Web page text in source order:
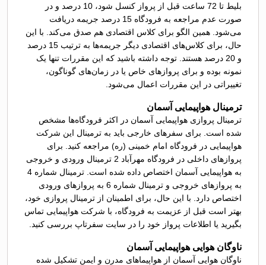
بلیط تا 72 ساعت قبل از پرواز کنسل شود، 10 درصد و در
صورت عدم مراجعه به فرودگاه 15 درصد جریمه دریافت
می‌شود. همین الگو برای کلاس اقتصادی هم صدق می‌کند. با این
حال، برای کلاس‌های اقتصادی دیگر جریمه‌ها به ترتیب 15 درصد
و 20 درصد هستند. توجه داشته باشید که این مقررات تنها یک
نمونه بوده و برای پروازهای خاص یا در زمان‌های گوناگون،
تغییراتی در این مقررات اعمال می‌شود.
ترمینال هواپیمایی آسمان
ترمینال پروازی هواپیمایی آسمان در اکثر فرودگاه‌ها مشخص
شده است. برای سفرهای خارجی باید به ترمینال این شرکت
هواپیمایی در فرودگاه امام خمینی (ره) مراجعه کنید. برای
پروازهای داخلی در فرودگاه مهرآباد 2 ترمینال ورودی و خروجی
به هواپیمایی آسمان اختصاص داده شده است. ترمینال شماره 4
به پروازهای خروجی و ترمینال شماره 6 به پروازهای ورودی
اختصاص دارد. با این حال، برای اطمینان از ترمینال پروازی خود،
بهتر است قبل از عزیمت به فرودگاه، با شرکت هواپیمایی تماس
بگیرید یا اطلاعات پرواز خود را در سایت سفرتاپ بررسی کنید.
ناوگان هوایی هواپیمایی آسمان
ناوگان هوایی آسمان از هواپیماهای مدرن و ایمن تشکیل شده